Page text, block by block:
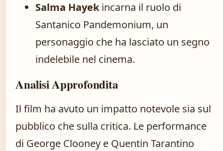
Salma Hayekincarna il ruolo di
Santanico Pandemonium, un
personaggio che ha lasciato un segno
indelebile nel cinema.
Analisi Approfondita
Il film ha avuto un impatto notevole sia sul
pubblico che sulla critica. Le performance
di George Clooney e Quentin Tarantino